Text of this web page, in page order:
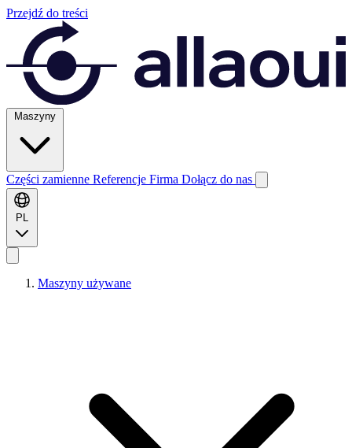
Przejdź do treści
Maszyny
Części zamienne Referencje Firma Dołącz do nas
PL
Maszyny używane